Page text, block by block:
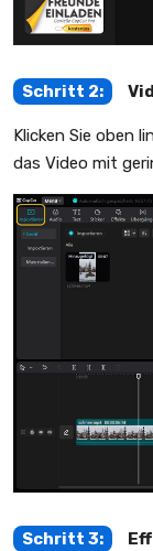
Schritt 2:
Klicken Sie oben
das Video mit
Schritt 3: